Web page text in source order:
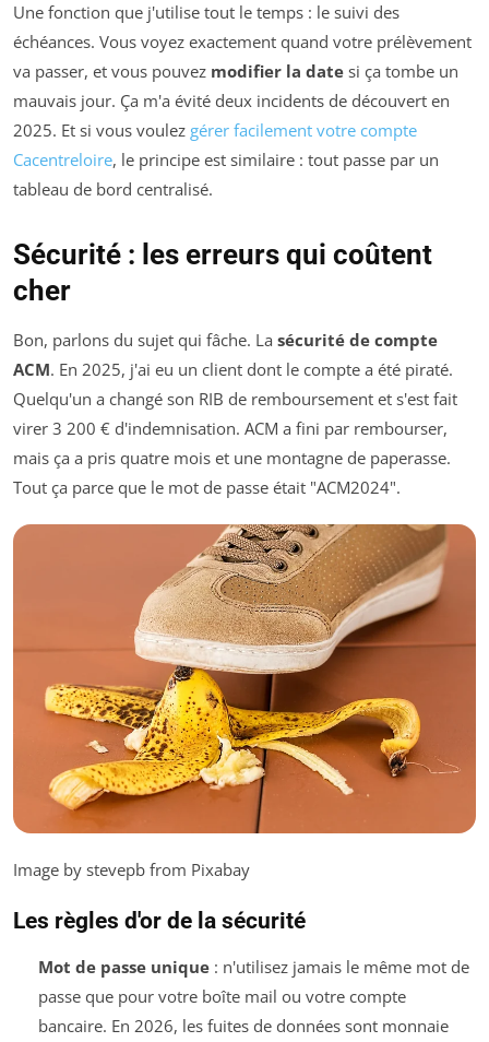
Une fonction que j'utilise tout le temps : le suivi des
échéances. Vous voyez exactement quand votre prélèvement
va passer, et vous pouvez modifier la date si ça tombe un
mauvais jour. Ça m'a évité deux incidents de découvert en
2025. Et si vous voulez gérer facilement votre compte
Cacentreloire, le principe est similaire : tout passe par un
tableau de bord centralisé.
Sécurité : les erreurs qui coûtent
cher
Bon, parlons du sujet qui fâche. La sécurité de compte
ACM. En 2025, j'ai eu un client dont le compte a été piraté.
Quelqu'un a changé son RIB de remboursement et s'est fait
virer 3 200 € d'indemnisation. ACM a fini par rembourser,
mais ça a pris quatre mois et une montagne de paperasse.
Tout ça parce que le mot de passe était "ACM2024".
Image by stevepb from Pixabay
Les règles d'or de la sécurité
Mot de passe unique: n'utilisez jamais le même mot de
passe que pour votre boîte mail ou votre compte
bancaire. En 2026, les fuites de données sont monnaie